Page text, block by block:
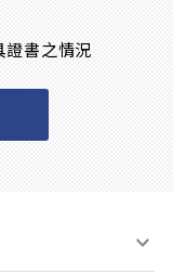
證書之情況